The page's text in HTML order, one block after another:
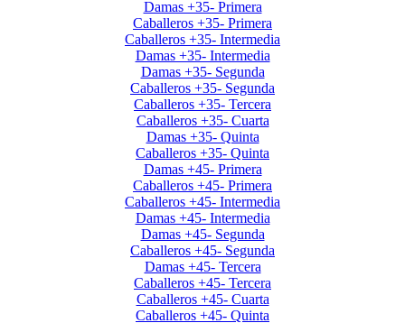
Damas +35- Primera
Caballeros +35- Primera
Caballeros +35- Intermedia
Damas +35- Intermedia
Damas +35- Segunda
Caballeros +35- Segunda
Caballeros +35- Tercera
Caballeros +35- Cuarta
Damas +35- Quinta
Caballeros +35- Quinta
Damas +45- Primera
Caballeros +45- Primera
Caballeros +45- Intermedia
Damas +45- Intermedia
Damas +45- Segunda
Caballeros +45- Segunda
Damas +45- Tercera
Caballeros +45- Tercera
Caballeros +45- Cuarta
Caballeros +45- Quinta